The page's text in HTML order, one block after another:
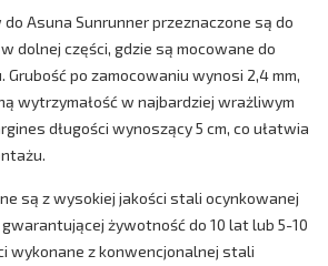
Asuna Sunrunner przeznaczone są do
dolnej części, gdzie są mocowane do
Grubość po zamocowaniu wynosi 2,4 mm,
wytrzymałość w najbardziej wrażliwym
długości wynoszący 5 cm, co ułatwia
są z wysokiej jakości stali ocynkowanej
gwarantującej żywotność do 10 lat lub 5-10
wykonane z konwencjonalnej stali